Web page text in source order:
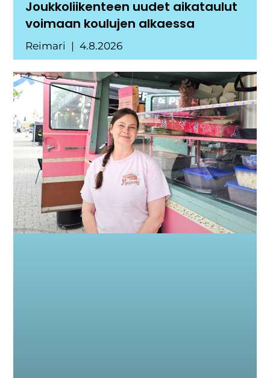
Joukkoliikenteen uudet aikataulut
voimaan koulujen alkaessa
Reimari 4.8.2026